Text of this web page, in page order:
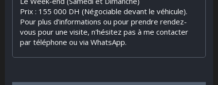
​Prix : 155 000 DH (Négociable devant le véhicule).
​Pour plus d’informations ou pour prendre rendez-
vous pour une visite, n'hésitez pas à me contacter
par téléphone ou via WhatsApp.